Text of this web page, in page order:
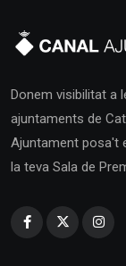
Donem visibilitat a
ajuntaments de
Ajuntament posa't
la teva Sala de